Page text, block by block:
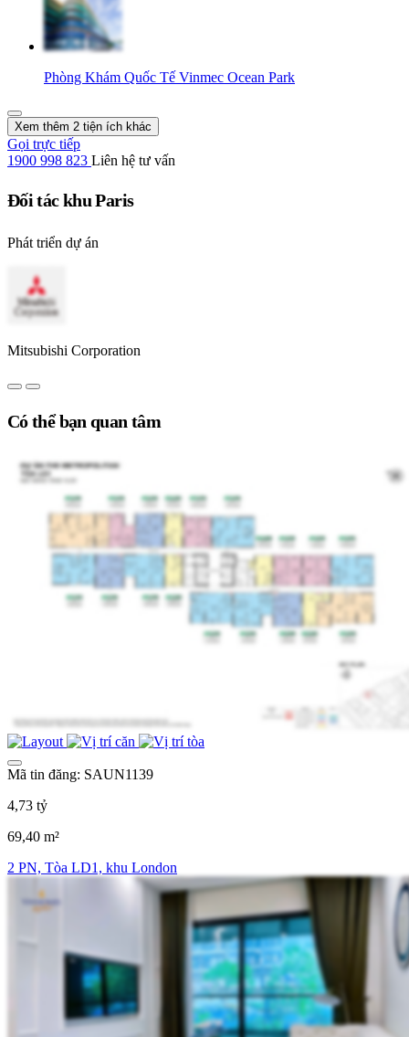
Phòng Khám Quốc Tế Vinmec Ocean Park
Xem thêm 2 tiện ích khác
Gọi trực tiếp
1900 998 823 Liên hệ tư vấn
Đối tác khu Paris
Phát triển dự án
Mitsubishi Corporation
Có thể bạn quan tâm
Mã tin đăng: SAUN1139
4,73 tỷ
69,40 m²
2 PN, Tòa LD1, khu London